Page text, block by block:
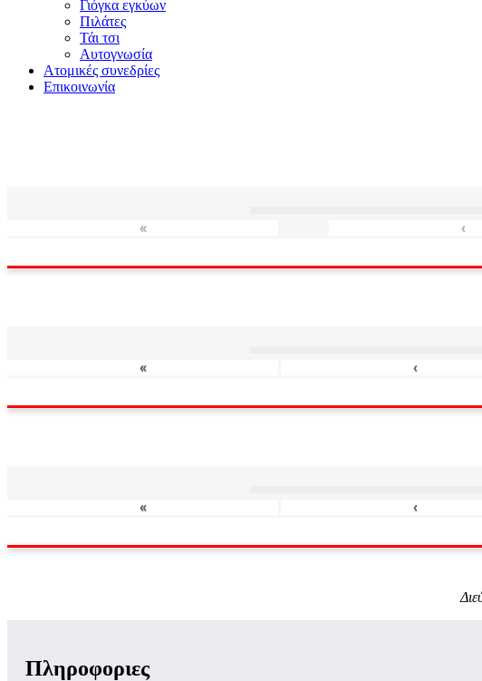
Γιόγκα εγκύων
Πιλάτες
Τάι τσι
Αυτογνωσία
Ατομικές συνεδρίες
Επικοινωνία
« ‹
« ‹
« ‹
Πληροφοριες